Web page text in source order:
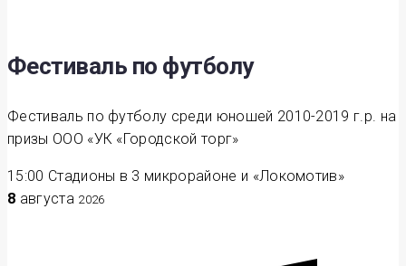
Фестиваль по футболу
Фестиваль по футболу среди юношей 2010-2019 г.р. на
призы ООО «УК «Городской торг»
15:00 Стадионы в 3 микрорайоне и «Локомотив»
8 августа 2026